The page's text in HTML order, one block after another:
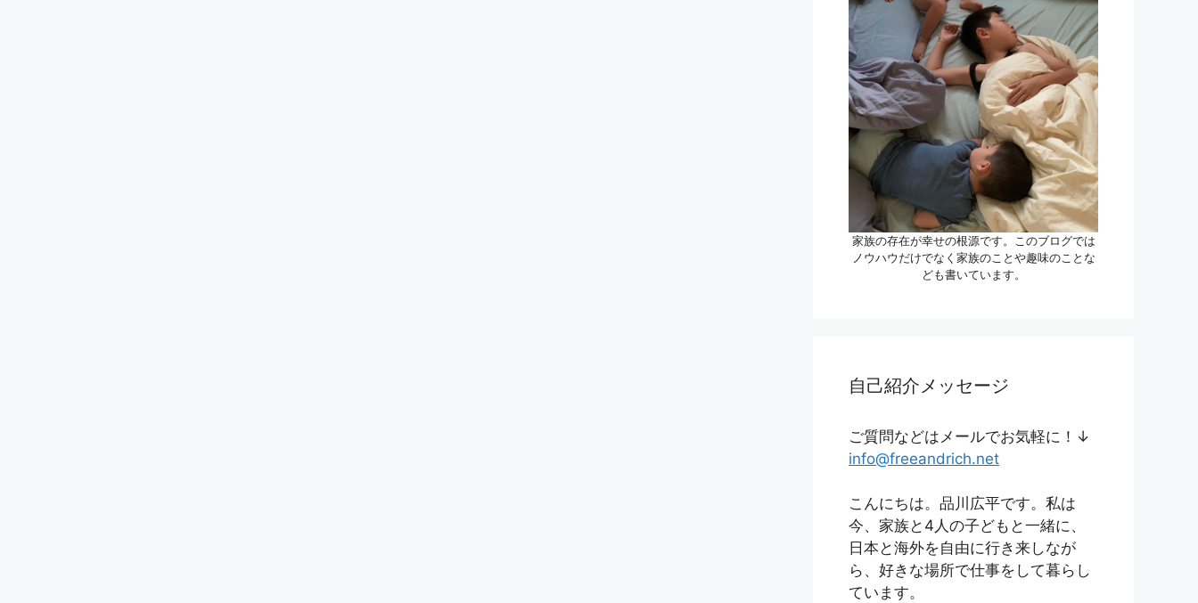
家族の存在が幸せの根源です。このブログでは
ノウハウだけでなく家族のことや趣味のことな
ども書いています。
自己紹介メッセージ
ご質問などはメールでお気軽に！↓
info@freeandrich.net
こんにちは。品川広平です。私は
今、家族と4人の子どもと一緒に、
日本と海外を自由に行き来しなが
ら、好きな場所で仕事をして暮らし
ています。